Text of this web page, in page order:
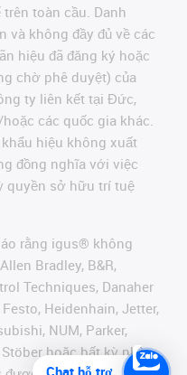
toàn cầu. Danh
và không đầy đủ về các
hiệu đã đăng ký hoặc
chờ phê duyệt) của
ty liên kết tại Đức,
các quốc gia khác.
hiệu không xuất
đồng nghĩa với việc
quyền sở hữu trí tuệ
rằng igus® không
Bradley, B&R,
Techniques, Danaher
Festo, Heidenhain, Jetter,
NUM, Parker,
hoặc bất kỳ nhà
Chat hỗ trợ